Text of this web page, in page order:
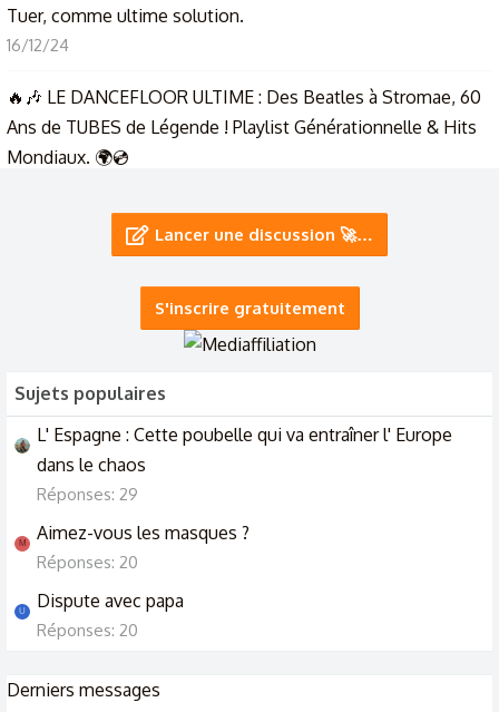
Tuer, comme ultime solution.
16/12/24
🔥🎶 LE DANCEFLOOR ULTIME : Des Beatles à Stromae, 60
Ans de TUBES de Légende ! Playlist Générationnelle & Hits
Mondiaux. 🌍💿
Remise en question
La langue des signes admise au permis de conduire.
Lancer une discussion 🚀…
S'inscrire gratuitement
Sujets populaires
L' Espagne : Cette poubelle qui va entraîner l' Europe
dans le chaos
Réponses: 29
M Aimez-vous les masques ?
Réponses: 20
U Dispute avec papa
Réponses: 20
Derniers messages